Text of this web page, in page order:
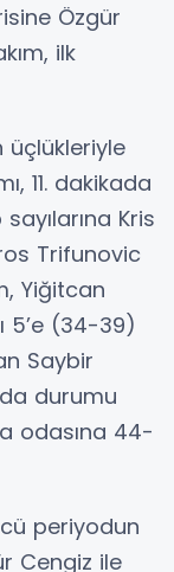
Özgür
ilk
üçlükleriyle
11. dakikada
Kris
Trifunovic
Yiğitcan
5’e (34-39)
Saybir
durumu
odasına 44-
periyodun
Cengiz ile